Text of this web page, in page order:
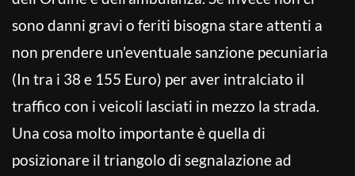
sono danni gravi o feriti bisogna stare attenti a
non prendere un’eventuale sanzione pecuniaria
(In tra i 38 e 155 Euro) per aver intralciato il
traffico con i veicoli lasciati in mezzo la strada.
Una cosa molto importante è quella di
posizionare il triangolo di segnalazione ad